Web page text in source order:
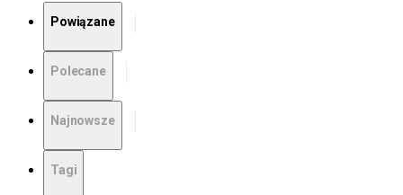
Powiązane
Polecane
Najnowsze
Tagi